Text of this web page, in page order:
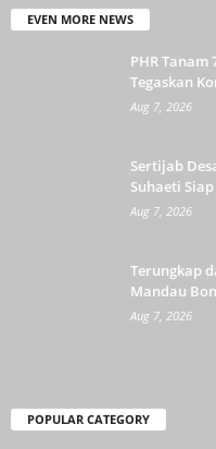
EVEN MORE NEWS
PHR
Tegaskan
Aug 7, 2026
Sertijab
Suhaeti
Aug 7, 2026
Terungkap
Mandau
Aug 7, 2026
POPULAR CATEGORY